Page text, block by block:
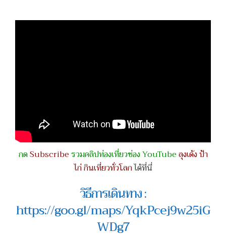
กดSubscribeรวมคลิปท่องเที่ยวช่อง YouTubeลุงเด้ง ป้า
ไก่ กินเที่ยวทั่วโลกได้ที่นี่
วิธีการเดินทาง :
https://goo.gl/maps/YqkPcej9w25iG
WDg7